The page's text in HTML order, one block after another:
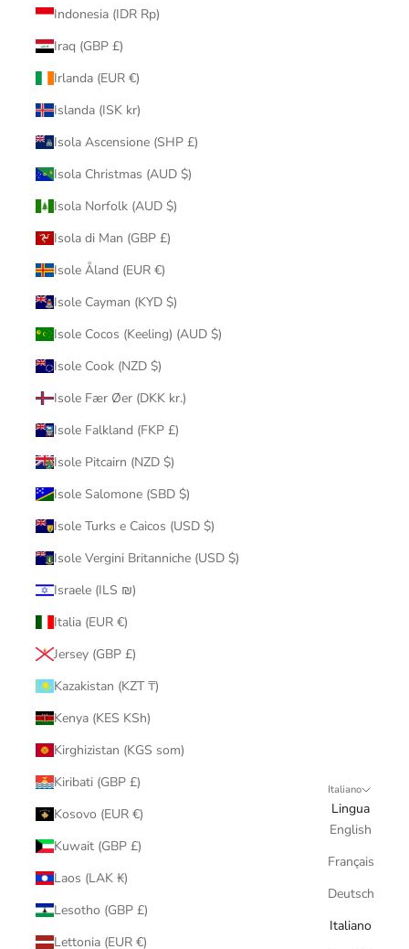
Indonesia (IDR Rp)
Iraq (GBP £)
Irlanda (EUR €)
Islanda (ISK kr)
Isola Ascensione (SHP £)
Isola Christmas (AUD $)
Isola Norfolk (AUD $)
Isola di Man (GBP £)
Isole Åland (EUR €)
Isole Cayman (KYD $)
Isole Cocos (Keeling) (AUD $)
Isole Cook (NZD $)
Isole Fær Øer (DKK kr.)
Isole Falkland (FKP £)
Isole Pitcairn (NZD $)
Isole Salomone (SBD $)
Isole Turks e Caicos (USD $)
Isole Vergini Britanniche (USD $)
Israele (ILS ₪)
Italia (EUR €)
Jersey (GBP £)
Kazakistan (KZT ₸)
Kenya (KES KSh)
Kirghizistan (KGS som)
Kiribati (GBP £)
Kosovo (EUR €)
Kuwait (GBP £)
Laos (LAK ₭)
Lesotho (GBP £)
Lettonia (EUR €)
Italiano
Lingua
English
Français
Deutsch
Italiano